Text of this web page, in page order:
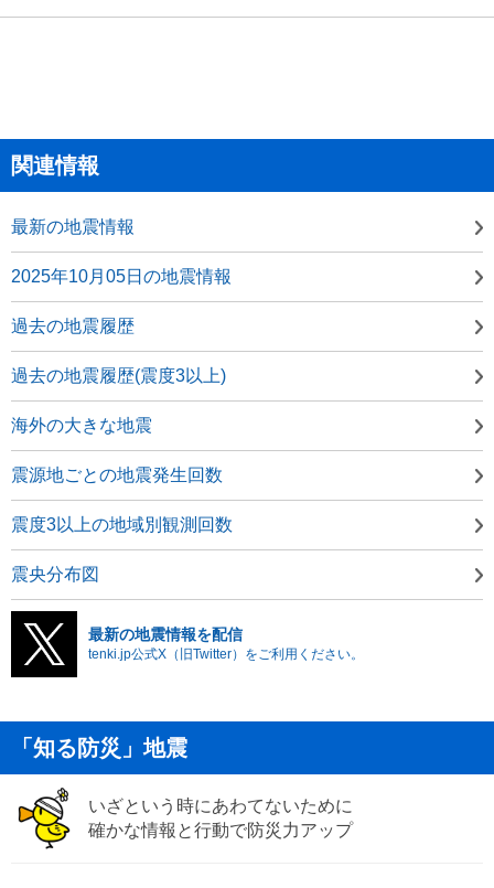
関連情報
最新の地震情報
2025年10月05日の地震情報
過去の地震履歴
過去の地震履歴(震度3以上)
海外の大きな地震
震源地ごとの地震発生回数
震度3以上の地域別観測回数
震央分布図
最新の地震情報を配信
tenki.jp公式X（旧Twitter）をご利用ください。
「知る防災」地震
いざという時にあわてないために
確かな情報と行動で防災力アップ